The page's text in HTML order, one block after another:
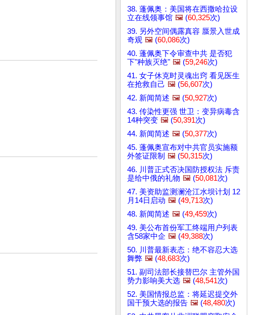
38. 蓬佩奥：美国将在西撒哈拉设
立在线领事馆 🖼️ (60,325次)
39. 另外空间偶露真容 蜃景入世成
奇观 🖼️ (60,086次)
40. 蓬佩奥下令审查中共 是否犯
下"种族灭绝" 🖼️ (59,246次)
41. 女子休克时灵魂出窍 看见医生
在抢救自己 🖼️ (56,607次)
42. 新闻简述 🖼️ (50,927次)
43. 传染性更强 世卫：变异病毒含
14种突变 🖼️ (50,391次)
44. 新闻简述 🖼️ (50,377次)
45. 蓬佩奥宣布对中共官员实施额
外签证限制 🖼️ (50,315次)
46. 川普正式否决国防授权法 斥责
是给中俄的礼物 🖼️ (50,081次)
47. 美资助监测澜沧江水坝计划 12
月14日启动 🖼️ (49,713次)
48. 新闻简述 🖼️ (49,459次)
49. 美公布首份军工终端用户列表
含58家中企 🖼️ (49,388次)
50. 川普最新表态：绝不容忍大选
舞弊 🖼️ (48,683次)
51. 副司法部长接替巴尔 主管外国
势力影响美大选 🖼️ (48,541次)
52. 美国情报总监：将延迟提交外
国干预大选的报告 🖼️ (48,480次)